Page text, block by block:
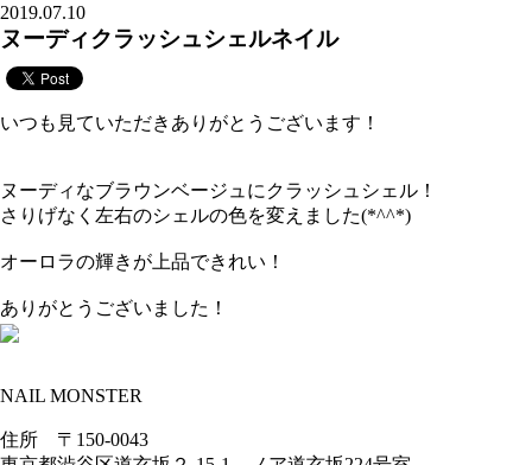
2019.07.10
ヌーディクラッシュシェルネイル
いつも見ていただきありがとうございます！
ヌーディなブラウンベージュにクラッシュシェル！
さりげなく左右のシェルの色を変えました(*^^*)
オーロラの輝きが上品できれい！
ありがとうございました！
NAIL MONSTER
住所 〒150-0043